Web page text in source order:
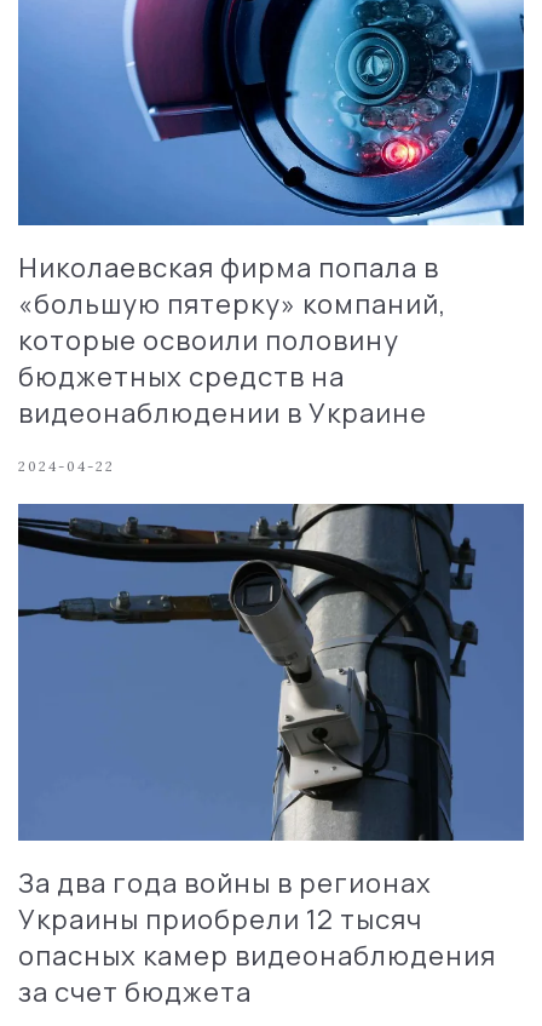
Николаевская фирма попала в
«большую пятерку» компаний,
которые освоили половину
бюджетных средств на
видеонаблюдении в Украине
2024-04-22
За два года войны в регионах
Украины приобрели 12 тысяч
опасных камер видеонаблюдения
за счет бюджета